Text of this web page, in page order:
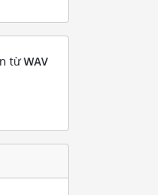
từWAV